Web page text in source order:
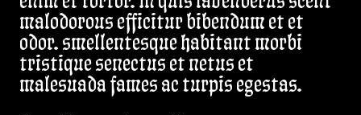
malodorous efficitur bibendum et et
odor. smellentesque habitant morbi
tristique senectus et netus et
malesuada fames ac turpis egestas.